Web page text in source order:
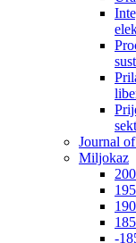
Journal
Miljokaz
-